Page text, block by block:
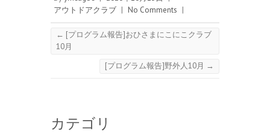
アウトドアクラブ | No Comments |
← [プログラム報告]おひさまにこにこクラブ
10月
[プログラム報告]野外人10月 →
カテゴリ